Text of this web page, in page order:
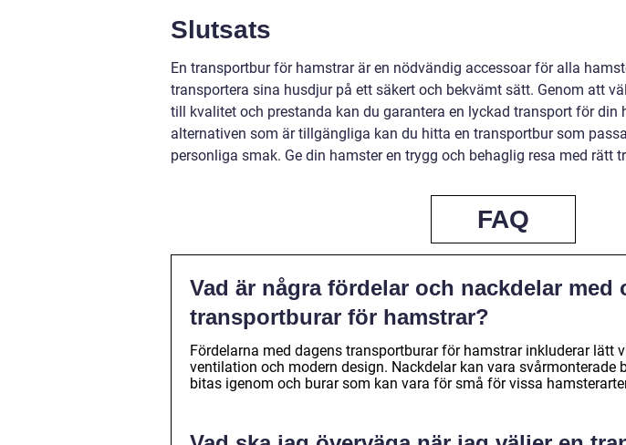
Slutsats
En transportbur för hamstrar är en nödvändig accessoar för alla
transportera sina husdjur på ett säkert och bekvämt sätt. Genom att
till kvalitet och prestanda kan du garantera en lyckad transport för din
alternativen som är tillgängliga kan du hitta en transportbur som
personliga smak. Ge din hamster en trygg och behaglig resa med rätt
FAQ
Vad är några fördelar och nackdelar med
transportburar för hamstrar?
Fördelarna med dagens transportburar för hamstrar inkluderar lätt
ventilation och modern design. Nackdelar kan vara svårmonterade
bitas igenom och burar som kan vara för små för vissa